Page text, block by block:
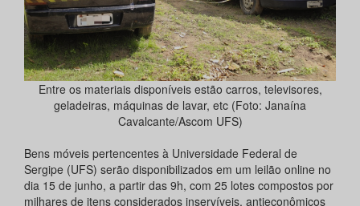
Entre os materiais disponíveis estão carros, televisores,
geladeiras, máquinas de lavar, etc (Foto: Janaína
Cavalcante/Ascom UFS)
Bens móveis pertencentes à Universidade Federal de
Sergipe (UFS) serão disponibilizados em um leilão online no
dia 15 de junho, a partir das 9h, com 25 lotes compostos por
milhares de itens considerados inservíveis, antieconômicos